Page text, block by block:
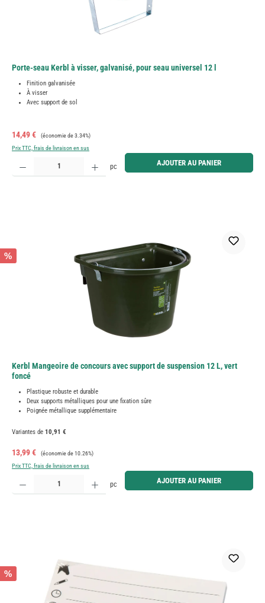
Porte-seau Kerbl à visser, galvanisé, pour seau universel 12 l
Finition galvanisée
À visser
Avec support de sol
Prix de vente :
14,49 € Prix régulier :
(économie de 3.34%)
Prix TTC, frais de livraison en sus
Quantité de produit : Entrez la quantité souhaitée ou utilisez les boutons pour augmenter ou
pc AJOUTER AU PANIER
%
Kerbl Mangeoire de concours avec support de suspension 12 L, vert
foncé
Plastique robuste et durable
Deux supports métalliques pour une fixation sûre
Poignée métallique supplémentaire
Variantes de 10,91 €
Prix de vente :
13,99 € Prix régulier :
(économie de 10.26%)
Prix TTC, frais de livraison en sus
Quantité de produit : Entrez la quantité souhaitée ou utilisez les boutons pour augmenter ou
pc AJOUTER AU PANIER
%